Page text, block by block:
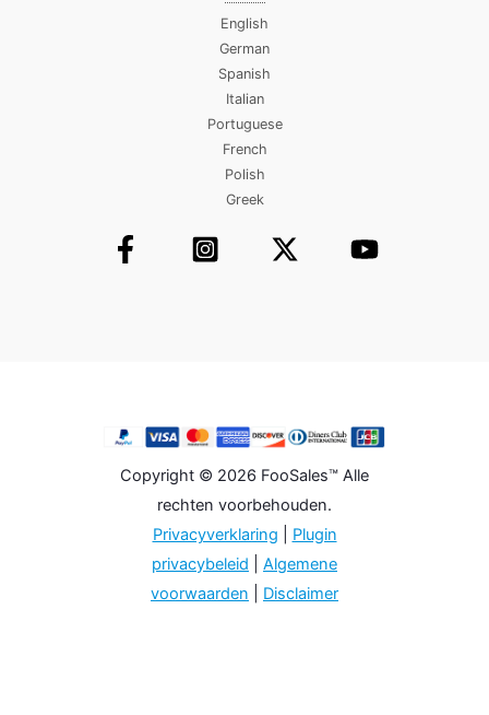
English
German
Spanish
Italian
Portuguese
French
Polish
Greek
Copyright © 2026 FooSales™ Alle
rechten voorbehouden.
Privacyverklaring
Plugin
privacybeleid
Algemene
voorwaarden
Disclaimer